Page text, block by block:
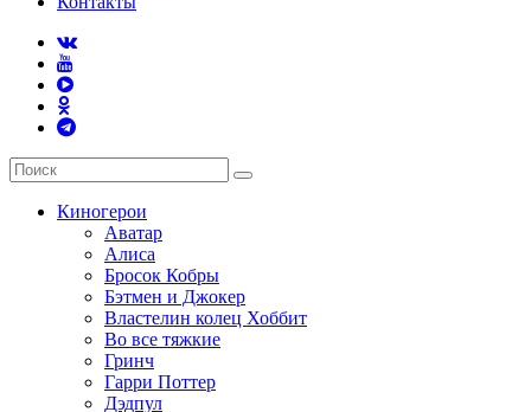
Киногерои
Аватар
Алиса
Бросок Кобры
Бэтмен и Джокер
Властелин колец Хоббит
Во все тяжкие
Гринч
Гарри Поттер
Дэдпул